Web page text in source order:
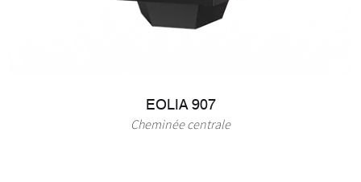
EOLIA 907
Cheminée centrale